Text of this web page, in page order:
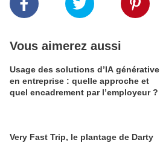
Vous aimerez aussi
Usage des solutions d’IA générative
en entreprise : quelle approche et
quel encadrement par l’employeur ?
Very Fast Trip, le plantage de Darty